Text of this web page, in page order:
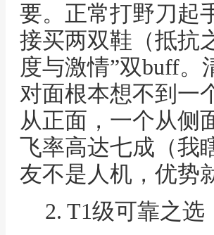
要。正常打野刀起
接买两双鞋（抵抗
度与激情”双buff
对面根本想不到一
从正面，一个从侧
飞率高达七成（我
友不是人机，优势
2. T1级可靠之